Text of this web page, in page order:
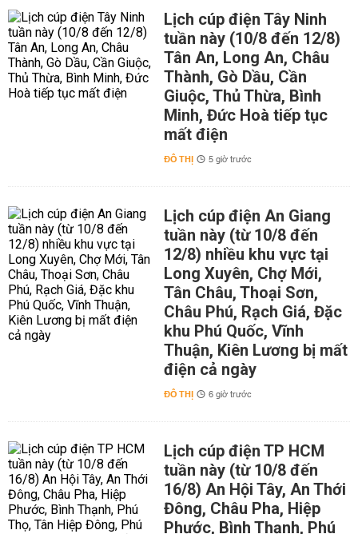
Lịch cúp điện Tây Ninh
tuần này (10/8 đến 12/8)
Tân An, Long An, Châu
Thành, Gò Dầu, Cần
Giuộc, Thủ Thừa, Bình
Minh, Đức Hoà tiếp tục
mất điện
ĐÔ THỊ 5 giờ trước
Lịch cúp điện An Giang
tuần này (từ 10/8 đến
12/8) nhiều khu vực tại
Long Xuyên, Chợ Mới,
Tân Châu, Thoại Sơn,
Châu Phú, Rạch Giá, Đặc
khu Phú Quốc, Vĩnh
Thuận, Kiên Lương bị mất
điện cả ngày
ĐÔ THỊ 6 giờ trước
Lịch cúp điện TP HCM
tuần này (từ 10/8 đến
16/8) An Hội Tây, An Thới
Đông, Châu Pha, Hiệp
Phước, Bình Thạnh, Phú